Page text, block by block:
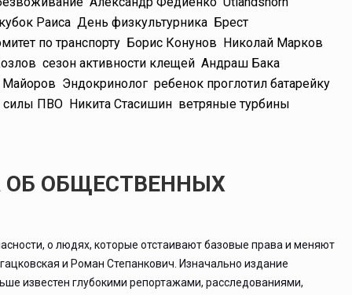
кубок Раиса День физкультурника Брест
по транспорту Борис Конунов Николай Марков
сезон активности клещей Андраш Бака
Майоров Эндокринолог ребенок проглотил батарейку
силы ПВО Никита Стасишин ветряные турбины
ОБ ОБЩЕСТВЕННЫХ
о людях, которые отстаивают базовые права и меняют
и Роман Степанкович. Изначально издание
известен глубокими репортажами, расследованиями,